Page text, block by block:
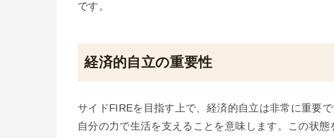
です。
経済的自立の重要性
サイドFIREを目指す上で、経済的自立は非常に重要
自分の力で生活を支えることを意味します。この状